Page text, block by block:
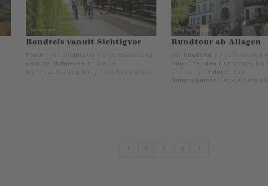
Rondreis vanuit Sichtigvor
Rondrit van Sichtigvor via de Haarstrang
naar de Möhnesee en via de
MöhnetalRadweg terug naar het startpunt
Rundtour ab Allagen
Die Rundtour ab dem Ortsteil
führt über den Haarstrang bis
und von dort durch das
Naturschutzgebiet Kleiberg
1 2 3